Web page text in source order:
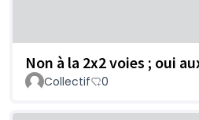
Non à la 2x2 voies ; oui
Collectif 0